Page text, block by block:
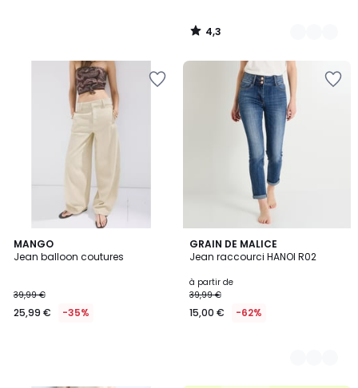
4,3
/
MANGO
Jean balloon coutures
39,99 €
25,99 € -35%
GRAIN DE MALICE
Jean raccourci HANOI R02
à partir de
39,99 €
15,00 € -62%
3
Couleurs